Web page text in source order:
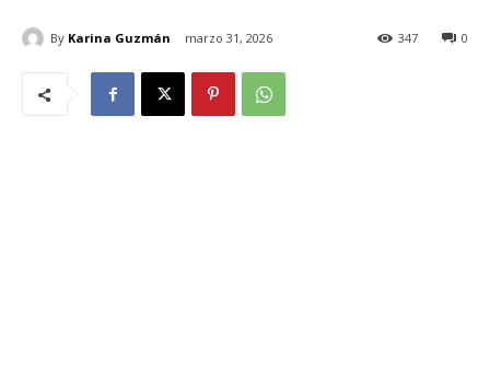
By Karina Guzmán marzo 31, 2026 0
347